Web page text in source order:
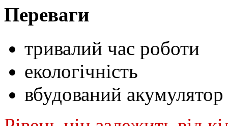
Переваги
тривалий час роботи
екологічність
вбудований акумулятор